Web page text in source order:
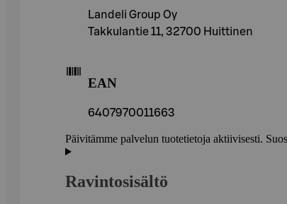
Landeli Group Oy
Takkulantie 11, 32700 Huittinen
EAN
6407970011663
Päivitämme palvelun tuotetietoja aktiivisesti.
Ravintosisältö